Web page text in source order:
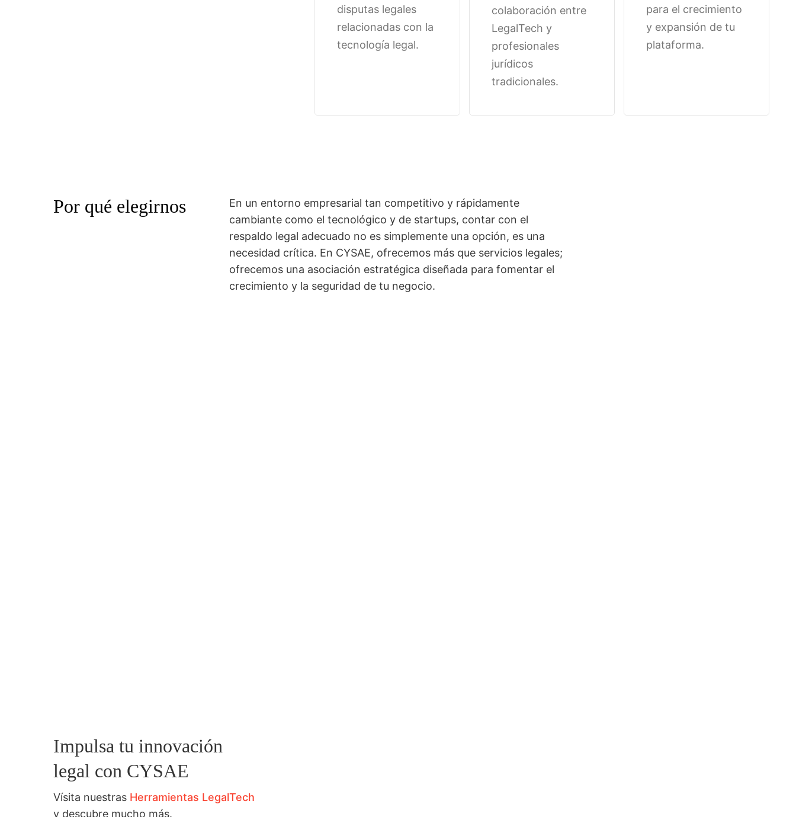
disputas legales
relacionadas con la
tecnología legal.
colaboración entre
LegalTech y
profesionales
jurídicos
tradicionales.
para el crecimiento
y expansión de tu
plataforma.
Por qué elegirnos
En un entorno empresarial tan competitivo y rápidamente
cambiante como el tecnológico y de startups, contar con el
respaldo legal adecuado no es simplemente una opción, es una
necesidad crítica. En CYSAE, ofrecemos más que servicios legales;
ofrecemos una asociación estratégica diseñada para fomentar el
crecimiento y la seguridad de tu negocio.
Impulsa tu innovación
legal con CYSAE
Vísita nuestras Herramientas LegalTech
y descubre mucho más.